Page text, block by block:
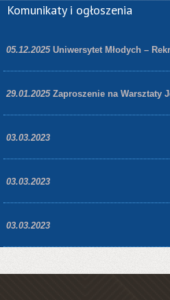
Komunikaty i ogłoszenia
05.12.2025 Uniwersytet Młodych –
29.01.2025 Zaproszenie na Warsztaty
03.03.2023
03.03.2023
03.03.2023